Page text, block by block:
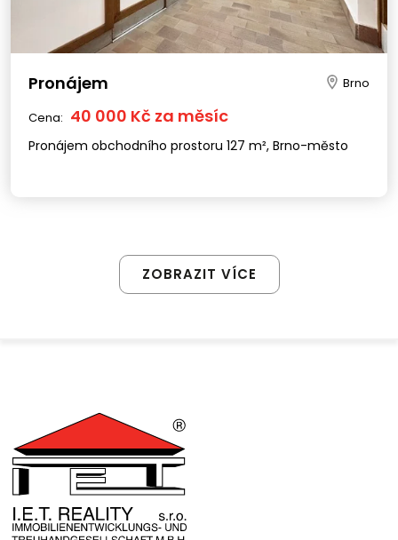
Pronájem Brno
Cena: 40 000 Kč za měsíc
Pronájem obchodního prostoru 127 m², Brno-město
ZOBRAZIT VÍCE